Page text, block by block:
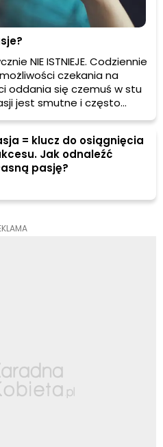
NIE ISTNIEJE. Codziennie
czekania na
oddania się czemuś w stu
jest smutne i często
Ale co, jeśli mamy te
czasu a ich realizację?
= klucz do osiągnięcia
Jak odnaleźć
pasję?